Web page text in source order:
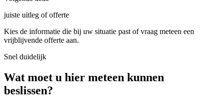
juiste uitleg of offerte
Kies de informatie die bij uw situatie past of vraag meteen een
vrijblijvende offerte aan.
Snel duidelijk
Wat moet u hier meteen kunnen
beslissen?